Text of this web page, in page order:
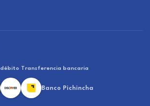
Transferencia bancaria
Banco Pichincha